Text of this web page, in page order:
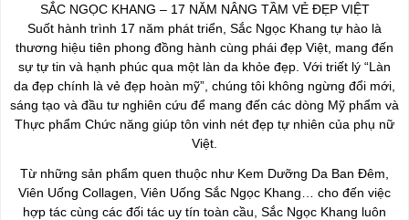
SẮC NGỌC KHANG – 17 NĂM NÂNG TẦM VẺ ĐẸP VIỆT
Suốt hành trình 17 năm phát triển, Sắc Ngọc Khang tự hào là
thương hiệu tiên phong đồng hành cùng phái đẹp Việt, mang đến
sự tự tin và hạnh phúc qua một làn da khỏe đẹp. Với triết lý “Làn
da đẹp chính là vẻ đẹp hoàn mỹ”, chúng tôi không ngừng đổi mới,
sáng tạo và đầu tư nghiên cứu để mang đến các dòng Mỹ phẩm và
Thực phẩm Chức năng giúp tôn vinh nét đẹp tự nhiên của phụ nữ
Việt.
Từ những sản phẩm quen thuộc như Kem Dưỡng Da Ban Đêm,
Viên Uống Collagen, Viên Uống Sắc Ngọc Khang… cho đến việc
hợp tác cùng các đối tác uy tín toàn cầu, Sắc Ngọc Khang luôn